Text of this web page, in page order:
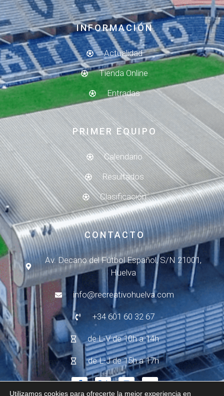
INFORMACIÓN
Actualidad
Tienda Online
Entradas
PRIMER EQUIPO
Calendario
Resultados
Clasificación
CONTACTO
Av. Decano del Fútbol Español, S/N 21001,
Huelva
info@recreativohuelva.com
+34 601 60 32 67
de L-V de 10h a 14h
de L-J de 15h a 17h
Utilizamos cookies para ofrecerte la mejor experiencia en